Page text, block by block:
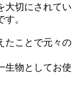
大切にされてい
。
たことで元々の
生物としてお使